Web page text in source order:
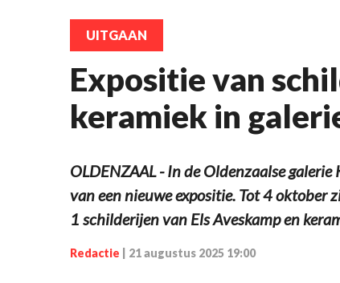
UITGAAN
Expositie van
keramiek in
OLDENZAAL - In de Oldenzaalse
van een nieuwe expositie. Tot 4 oktober
1 schilderijen van Els Aveskamp en
Redactie 21 augustus 2025 19:00